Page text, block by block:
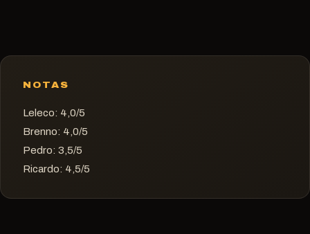
NOTAS
Leleco: 4,0/5
Brenno: 4,0/5
Pedro: 3,5/5
Ricardo: 4,5/5